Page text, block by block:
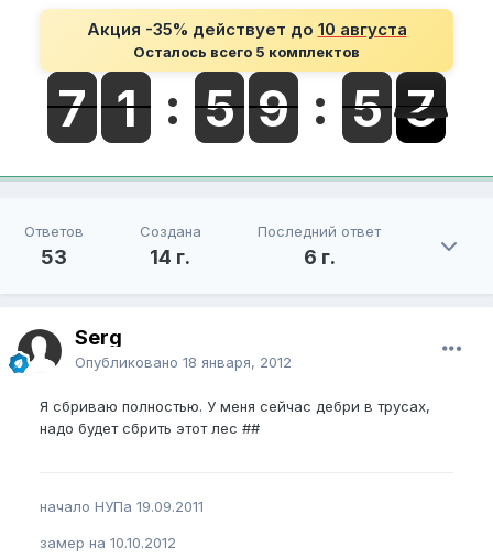
Акция -35% действует до 10 августа
Осталось всего 5 комплектов
Ответов
53
Создана
14 г.
Последний ответ
6 г.
Serg
Опубликовано 18 января, 2012
Я сбриваю полностью. У меня сейчас дебри в трусах,
надо будет сбрить этот лес ##
начало НУПа 19.09.2011
замер на 10.10.2012